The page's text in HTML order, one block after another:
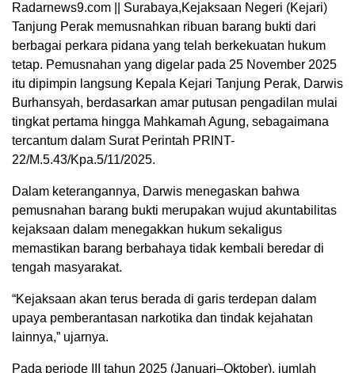
Radarnews9.com || Surabaya,Kejaksaan Negeri (Kejari)
Tanjung Perak memusnahkan ribuan barang bukti dari
berbagai perkara pidana yang telah berkekuatan hukum
tetap. Pemusnahan yang digelar pada 25 November 2025
itu dipimpin langsung Kepala Kejari Tanjung Perak, Darwis
Burhansyah, berdasarkan amar putusan pengadilan mulai
tingkat pertama hingga Mahkamah Agung, sebagaimana
tercantum dalam Surat Perintah PRINT-
22/M.5.43/Kpa.5/11/2025.
Dalam keterangannya, Darwis menegaskan bahwa
pemusnahan barang bukti merupakan wujud akuntabilitas
kejaksaan dalam menegakkan hukum sekaligus
memastikan barang berbahaya tidak kembali beredar di
tengah masyarakat.
“Kejaksaan akan terus berada di garis terdepan dalam
upaya pemberantasan narkotika dan tindak kejahatan
lainnya,” ujarnya.
Pada periode III tahun 2025 (Januari–Oktober), jumlah